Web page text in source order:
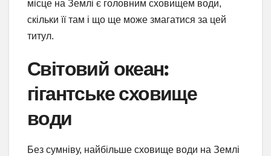
місце на Землі є головним сховищем води,
скільки її там і що ще може змагатися за цей
титул.
Світовий океан:
гігантське сховище
води
Без сумніву, найбільше сховище води на Землі